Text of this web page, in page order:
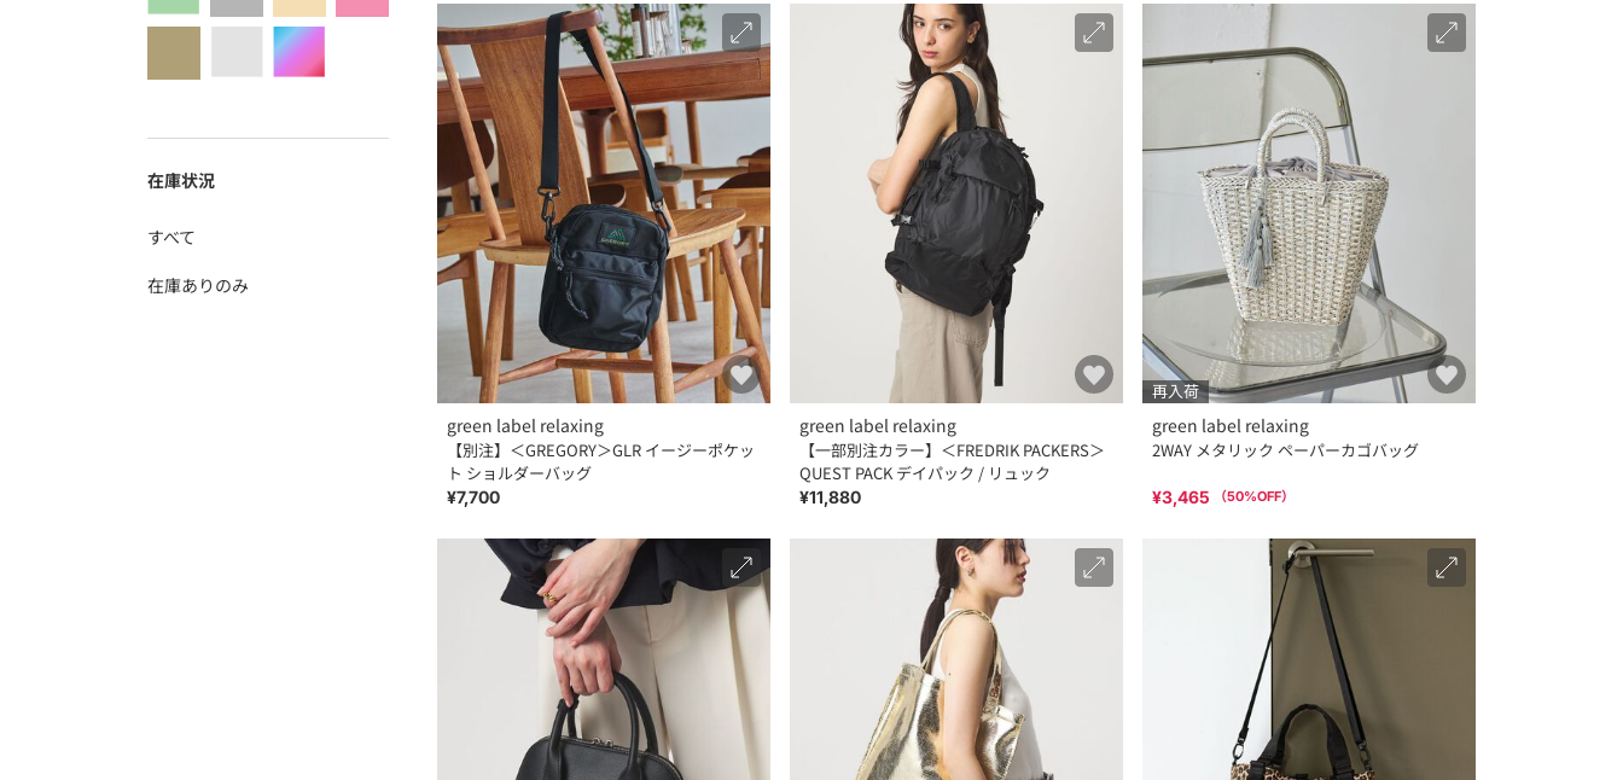
在庫状況
すべて
在庫ありのみ
green label relaxing
【別注】＜GREGORY＞GLR イージーポケッ
ト ショルダーバッグ
¥7,700
green label relaxing
【一部別注カラー】＜FREDRIK PACKERS＞
QUEST PACK デイパック / リュック
¥11,880
再入荷
green label relaxing
2WAY メタリック ペーパーカゴバッグ
¥3,465 （50%OFF）